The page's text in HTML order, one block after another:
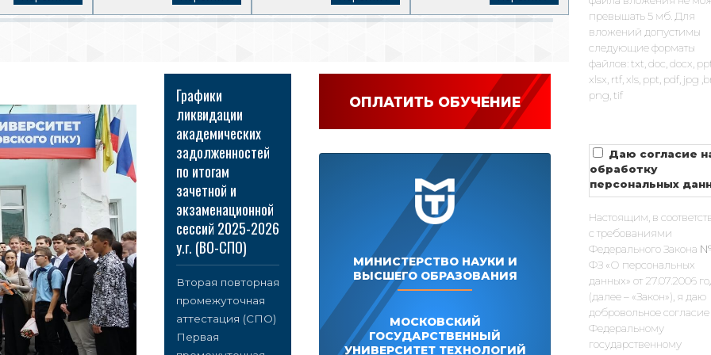
ОПЛАТИТЬ ОБУЧЕНИЕ
МИНИСТЕРСТВО НАУКИ И
ВЫСШЕГО ОБРАЗОВАНИЯ
МОСКОВСКИЙ
ГОСУДАРСТВЕННЫЙ
УНИВЕРСИТЕТ ТЕХНОЛОГИЙ
Графики
ликвидации
академических
задолженностей
по итогам
зачетной и
экзаменационной
сессий 2025-2026
у.г. (ВО-СПО)
Вторая повторная
промежуточная
аттестация (СПО)
Первая
превышать 5 мб. Для
вложений допустимы
следующие форматы
файлов: txt, doc, docx,
xlsx, rtf, xls, ppt, pdf, jpg
png, tif
Даю согласие
обработку
персональных
Настоящим, в
с требованиями
Федерального Закона
ФЗ «О персональных
данных» от 27.07.2006
(далее – «Закон»), я даю
добровольное согласие
Федеральному
государственному